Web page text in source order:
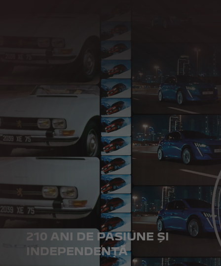
210 ANI DE PASIUNE ȘI
INDEPENDENȚĂ